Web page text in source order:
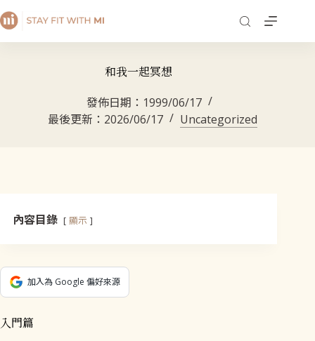
和我一起冥想
發佈日期： 1999/06/17
最後更新： 2026/06/17 Uncategorized
內容目錄 顯示
加入為 Google 偏好來源
入門篇